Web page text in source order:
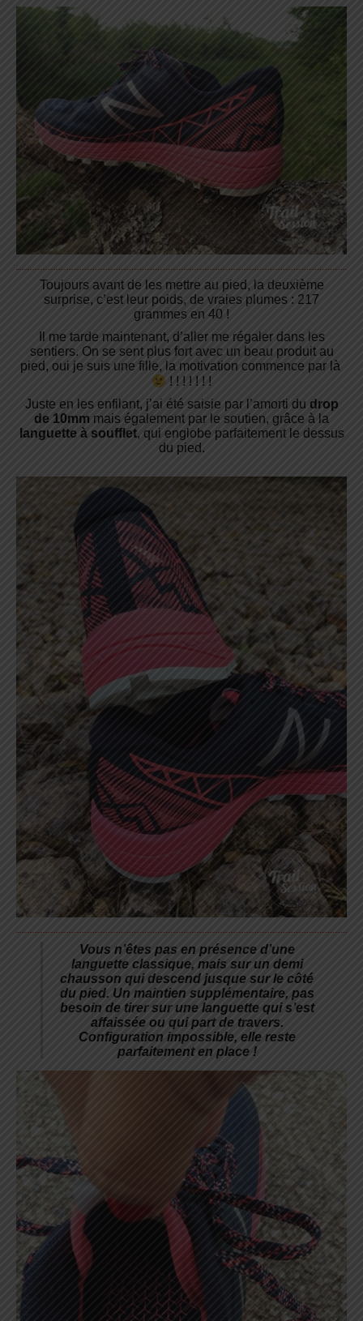
Toujours avant de les mettre au pied, la deuxième
surprise, c’est leur poids, de vraies plumes : 217
grammes en 40 !
Il me tarde maintenant, d’aller me régaler dans les
sentiers. On se sent plus fort avec un beau produit au
pied, oui je suis une fille, la motivation commence par là
! ! ! ! ! ! !
Juste en les enfilant, j’ai été saisie par l’amorti du drop
de 10mm mais également par le soutien, grâce à la
languette à soufflet, qui englobe parfaitement le dessus
du pied.
Vous n’êtes pas en présence d’une
languette classique, mais sur un demi
chausson qui descend jusque sur le côté
du pied. Un maintien supplémentaire, pas
besoin de tirer sur une languette qui s’est
affaissée ou qui part de travers.
Configuration impossible, elle reste
parfaitement en place !